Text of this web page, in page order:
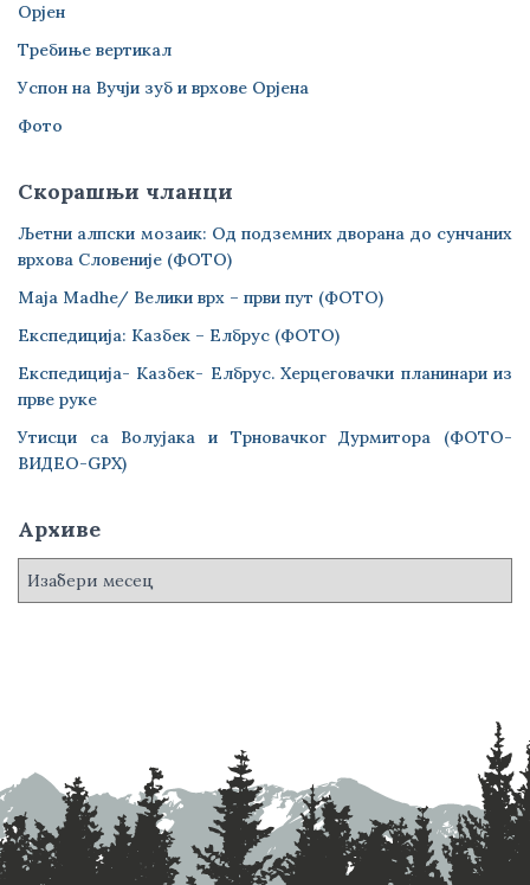
Орјен
Требиње вертикал
Успон на Вучји зуб и врхове Орјена
Фото
Скорашњи чланци
Љетни алпски мозаик: Од подземних дворана до сунчаних
врхова Словеније (ФОТО)
Maja Madhe/ Велики врх – први пут (ФОТО)
Експедиција: Казбек – Елбрус (ФОТО)
Експедиција- Казбек- Елбрус. Херцеговачки планинари из
прве руке
Утисци са Волујака и Трновачког Дурмитора (ФОТО-
ВИДЕО-GPX)
Архиве
А